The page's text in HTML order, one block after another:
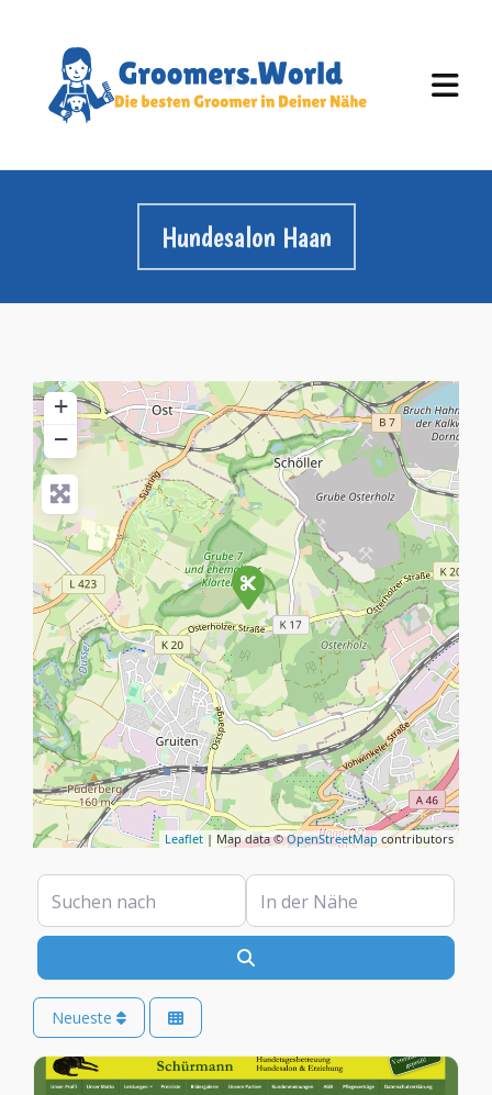
Hundesalon Haan
+
−
Leaflet | Map data ©OpenStreetMap contributors
Suchen nach In der Nähe
Neueste